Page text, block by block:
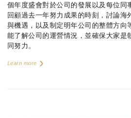
個年度盛會對於公司的發展以及每位同
回顧過去一年努力成果的時刻，討論海
與機遇，以及制定明年公司的整體方向
能了解公司的運營情況，並確保大家是
同努力。
Learn more